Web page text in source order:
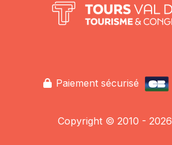
Paiement sécurisé
Copyright © 2010 - 2026